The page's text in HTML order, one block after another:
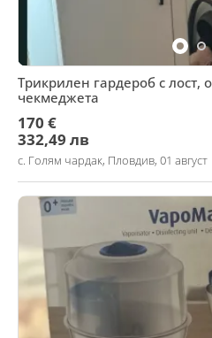
Трикрилен гардероб с лост,
чекмеджета
170 €
332,49 лв
с. Голям чардак, Пловдив, 01 август